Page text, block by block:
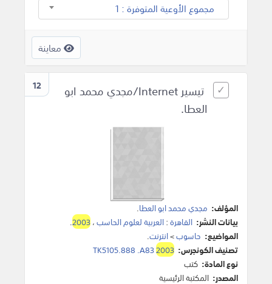
مجموع الأوعية المتوفرة : 1
معاينة
12
تيسير Internet/مجدي محمد ابو
العطا.
المؤلف: مجدي محمد ابو العطا.
بيانات النشر: القاهرة:العربية لعلوم الحاسب،2003
.
المواضيع: حاسوب>انترنت.
تصنيف الكونجرس:
TK5105.888 .A832003
نوع المادة: كتب
المصدر: المكتبة الرئيسية